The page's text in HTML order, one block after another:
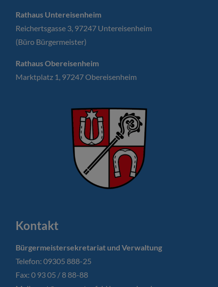
Rathaus Untereisenheim
Reichertsgasse 3, 97247 Untereisenheim
(Büro Bürgermeister)
Rathaus Obereisenheim
Marktplatz 1, 97247 Obereisenheim
Kontakt
Bürgermeistersekretariat und Verwaltung
Telefon: 09305 888-25
Fax: 0 93 05 / 8 88-88